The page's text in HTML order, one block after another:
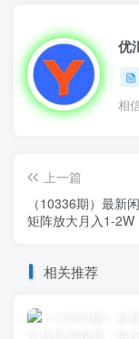
优
相
上一篇
（10336期）最新
矩阵放大月入1-2W
相关推荐